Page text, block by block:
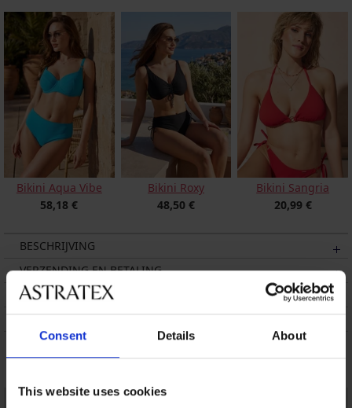
Consent Details About
This website uses cookies
Bikini Aqua Vibe
58,18 €
Bikini Roxy
48,50 €
Bikini Sangria
20,99 €
BESCHRIJVING
VERZENDING EN BETALING
RUILEN
ONDERHOUD EN WASSEN
Misschien vindt u dit ook leuk